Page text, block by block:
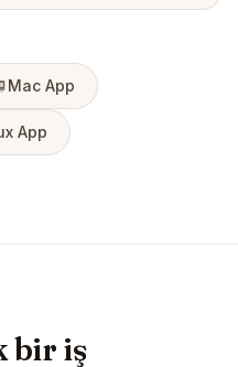
Mac App
App
bir iş